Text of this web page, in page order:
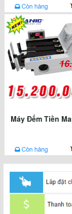
Máy Đếm Tiền